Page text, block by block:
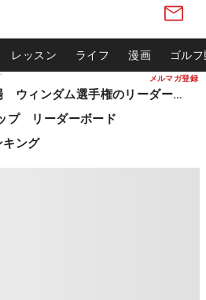
メルマガ登録
レッスン ライフ 漫画 ゴル
松山英樹ら出場 ウィンダム選手権のリーダーボード
プ リーダーボード
キング